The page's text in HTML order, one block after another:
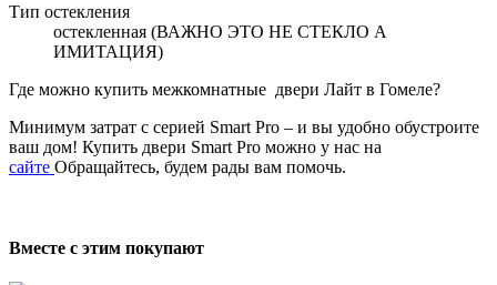
Тип остекления
остекленная (ВАЖНО ЭТО НЕ СТЕКЛО А
ИМИТАЦИЯ)
Где можно купить межкомнатные двери Лайт в Гомеле?
Минимум затрат с серией Smart Pro – и вы удобно обустроите
ваш дом! Купить двери Smart Pro можно у нас на
сайте Обращайтесь, будем рады вам помочь.
Вместе с этим покупают